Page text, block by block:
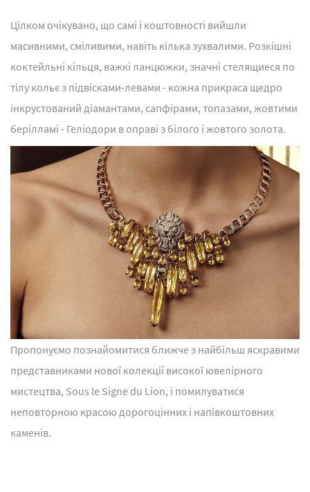
Цілком очікувано, що самі і коштовності вийшли
масивними, сміливими, навіть кілька зухвалими. Розкішні
коктейльні кільця, важкі ланцюжки, значні стелящиеся по
тілу кольє з підвісками-левами - кожна прикраса щедро
інкрустований діамантами, сапфірами, топазами, жовтими
берілламі - Геліодори в оправі з білого і жовтого золота.
Пропонуємо познайомитися ближче з найбільш яскравими
представниками нової колекції високої ювелірного
мистецтва, Sous le Signe du Lion, і помилуватися
неповторною красою дорогоцінних і напівкоштовних
каменів.